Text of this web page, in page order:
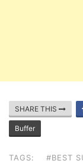
SHARE THIS
Buffer
TAGS: #BEST